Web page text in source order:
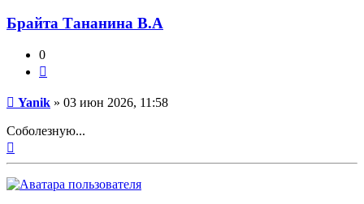
Брайта Тананина В.А
0
Сообщение
Yanik » 03 июн 2026, 11:58
Соболезную...